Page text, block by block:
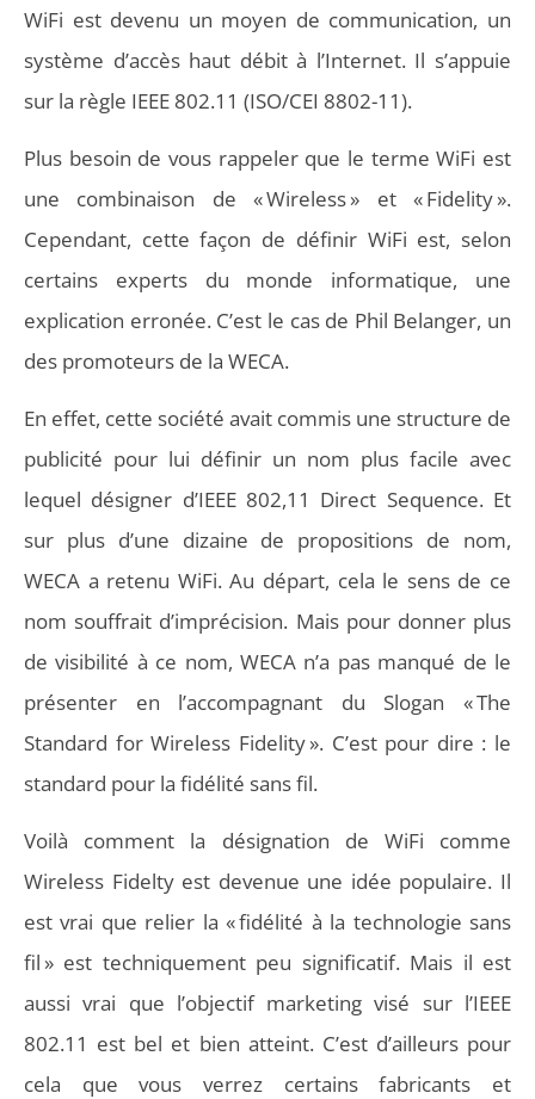
WiFi est devenu un moyen de communication, un
système d’accès haut débit à l’Internet. Il s’appuie
sur la règle IEEE 802.11 (ISO/CEI 8802-11).
Plus besoin de vous rappeler que le terme WiFi est
une combinaison de « Wireless » et « Fidelity ».
Cependant, cette façon de définir WiFi est, selon
certains experts du monde informatique, une
explication erronée. C’est le cas de Phil Belanger, un
des promoteurs de la WECA.
En effet, cette société avait commis une structure de
publicité pour lui définir un nom plus facile avec
lequel désigner d’IEEE 802,11 Direct Sequence. Et
sur plus d’une dizaine de propositions de nom,
WECA a retenu WiFi. Au départ, cela le sens de ce
nom souffrait d’imprécision. Mais pour donner plus
de visibilité à ce nom, WECA n’a pas manqué de le
présenter en l’accompagnant du Slogan « The
Standard for Wireless Fidelity ». C’est pour dire : le
standard pour la fidélité sans fil.
Voilà comment la désignation de WiFi comme
Wireless Fidelty est devenue une idée populaire. Il
est vrai que relier la « fidélité à la technologie sans
fil » est techniquement peu significatif. Mais il est
aussi vrai que l’objectif marketing visé sur l’IEEE
802.11 est bel et bien atteint. C’est d’ailleurs pour
cela que vous verrez certains fabricants et